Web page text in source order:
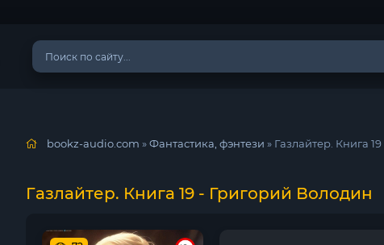
bookz-audio.com »Фантастика, фэнтези » Газлайтер. Книга
Газлайтер. Книга 19 - Григорий Володин